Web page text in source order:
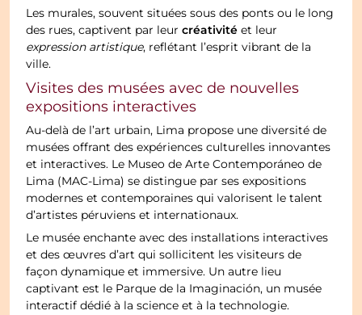
Les murales, souvent situées sous des ponts ou le long
des rues, captivent par leurcréativité et leur
expression artistique, reflétant l’esprit vibrant de la
ville.
Visites des musées avec de nouvelles
expositions interactives
Au-delà de l’art urbain, Lima propose une diversité de
musées offrant des expériences culturelles innovantes
et interactives. Le Museo de Arte Contemporáneo de
Lima (MAC-Lima) se distingue par ses expositions
modernes et contemporaines qui valorisent le talent
d’artistes péruviens et internationaux.
Le musée enchante avec des installations interactives
et des œuvres d’art qui sollicitent les visiteurs de
façon dynamique et immersive. Un autre lieu
captivant est le Parque de la Imaginación, un musée
interactif dédié à la science et à la technologie.